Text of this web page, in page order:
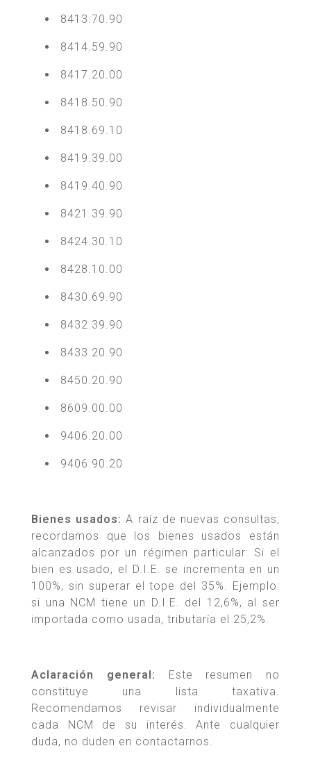
8413.70.90
8414.59.90
8417.20.00
8418.50.90
8418.69.10
8419.39.00
8419.40.90
8421.39.90
8424.30.10
8428.10.00
8430.69.90
8432.39.90
8433.20.90
8450.20.90
8609.00.00
9406.20.00
9406.90.20
Bienes usados:A raíz de nuevas consultas,
recordamos que los bienes usados están
alcanzados por un régimen particular: Si el
bien es usado, el D.I.E. se incrementa en un
100%, sin superar el tope del 35%. Ejemplo:
si una NCM tiene un D.I.E. del 12,6%, al ser
importada como usada, tributaría el 25,2%.
Aclaración general: Este resumen no
constituye una lista taxativa.
Recomendamos revisar individualmente
cada NCM de su interés. Ante cualquier
duda, no duden en contactarnos.